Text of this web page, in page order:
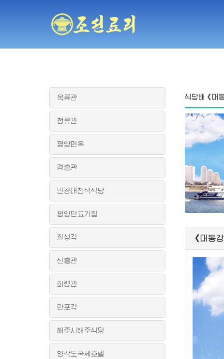
식당배《대
《대동
옥류관
청류관
평양면옥
경흥관
만경대천석식당
평양단고기집
칠성각
신흥관
회령관
만포각
해주시해주식당
양각도국제호텔